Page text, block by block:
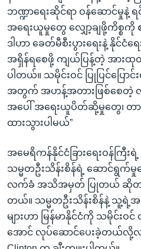
ဘဏ္ဍာရေးဆိုင်ရာ ဝန်ဆောင်မှုနဲ့
အရေးယူမှုတွေ လျှော့ချဖို့ကိစ္စကို
ဒါဟာ ခေတ်မီစီးပွားရေးနဲ့ နိုင်ငံရ
အရှိန်ရစေဖို့ ကျယ်ပြန့်တဲ့ အား
ပါတယ်။ သမိုင်းဝင် ပြုပြင်ပြေ
အတွက် အဟန့်အတားဖြစ်စေတဲ့
အပေါ် အရေးယူပိတ်ဆို့မှုတွေ၊ တ
ထားသွားပါမယ်”
အမေရိကန်နိုင်ငံခြားရေးဝန်ကြီ
သမ္မတဦးသိန်းစိန်ရဲ့ ဆောင်ရွ
လက်ခံ အသိအမှတ် ပြုတယ် ဆိုတာ
တယ်။ သမ္မတဦးသိန်းစိန်နဲ့ သူ့ရဲ့အ
များဟာ မြန်မာနိုင်ငံကို သမိုင်းဝင်
အောင် လုပ်ဆောင်ပေးခဲ့တယ်လို့လည်